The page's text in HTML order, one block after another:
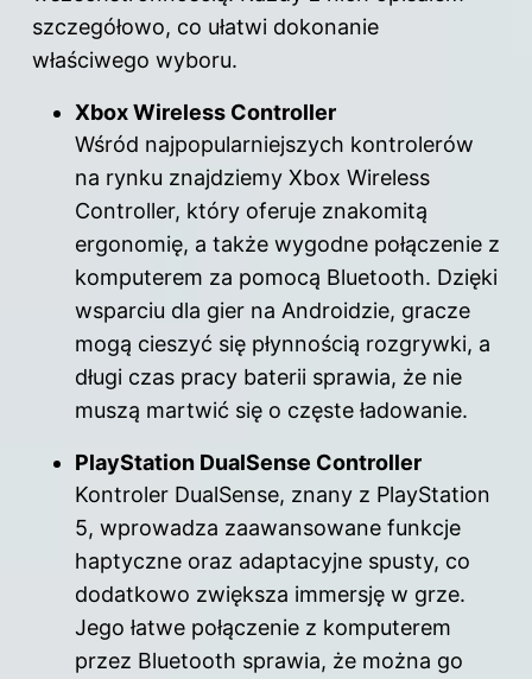
szczegółowo, co ułatwi dokonanie
właściwego wyboru.
Xbox Wireless Controller
Wśród najpopularniejszych kontrolerów
na rynku znajdziemy Xbox Wireless
Controller, który oferuje znakomitą
ergonomię, a także wygodne połączenie z
komputerem za pomocą Bluetooth. Dzięki
wsparciu dla gier na Androidzie, gracze
mogą cieszyć się płynnością rozgrywki, a
długi czas pracy baterii sprawia, że nie
muszą martwić się o częste ładowanie.
PlayStation DualSense Controller
Kontroler DualSense, znany z PlayStation
5, wprowadza zaawansowane funkcje
haptyczne oraz adaptacyjne spusty, co
dodatkowo zwiększa immersję w grze.
Jego łatwe połączenie z komputerem
przez Bluetooth sprawia, że można go